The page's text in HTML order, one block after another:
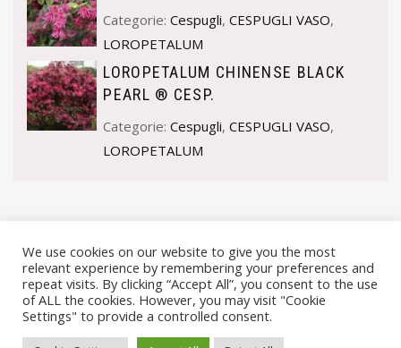
Categorie:Cespugli,CESPUGLI VASO,
LOROPETALUM
LOROPETALUM CHINENSE BLACK
PEARL ® CESP.
Categorie:Cespugli,CESPUGLI VASO,
LOROPETALUM
© VIVAI MARCHE BY ANDREA GOSTOLI P.IVA 02074150414 |
We use cookies on our website to give you the most
relevant experience by remembering your preferences and
repeat visits. By clicking “Accept All”, you consent to the use
of ALL the cookies. However, you may visit "Cookie
Settings" to provide a controlled consent.